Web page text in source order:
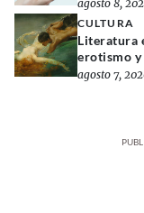
agosto 8,
CULTURA
Literatura
erotismo y
agosto 7,